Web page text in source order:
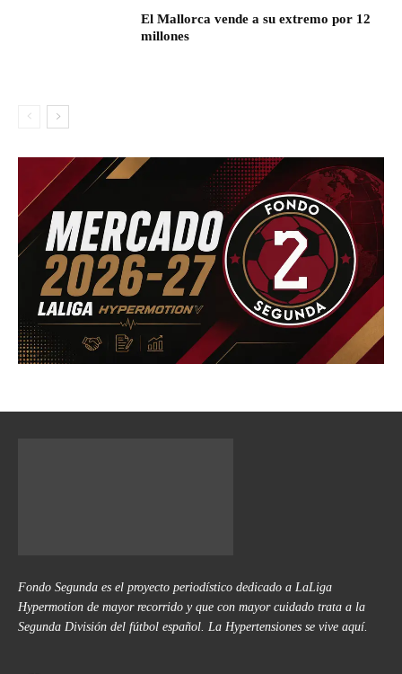
El Mallorca vende a su extremo por 12
millones
Fondo Segunda es el proyecto periodístico dedicado a LaLiga
Hypermotion de mayor recorrido y que con mayor cuidado trata a la
Segunda División del fútbol español. La Hypertensiones se vive aquí.